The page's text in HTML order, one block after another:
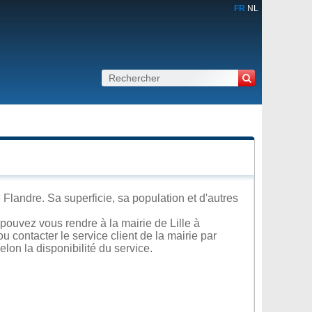
FR NL
Sa superficie, sa population et d'autres
vous rendre à la mairie de Lille à
contacter le service client de la mairie par
la disponibilité du service.